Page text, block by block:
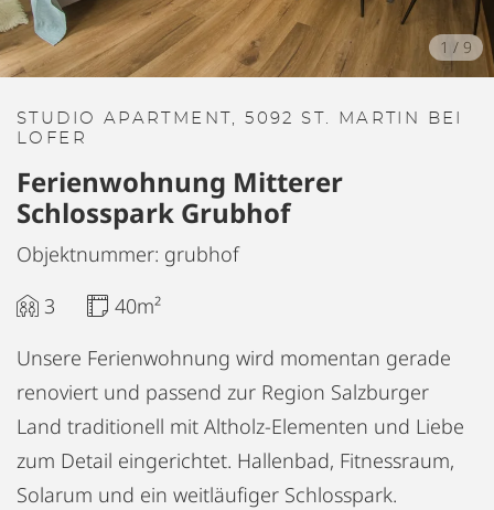
1 / 9
STUDIO APARTMENT, 5092 ST. MARTIN BEI
LOFER
Ferienwohnung Mitterer
Schlosspark Grubhof
Objektnummer: grubhof
3
40m²
Unsere Ferienwohnung wird momentan gerade
renoviert und passend zur Region Salzburger
Land traditionell mit Altholz-Elementen und Liebe
zum Detail eingerichtet. Hallenbad, Fitnessraum,
Solarum und ein weitläufiger Schlosspark.